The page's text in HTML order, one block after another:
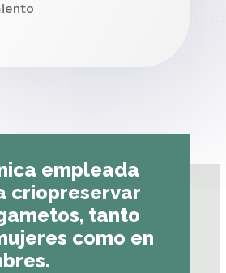
empleada
criopreservar
tanto
como en